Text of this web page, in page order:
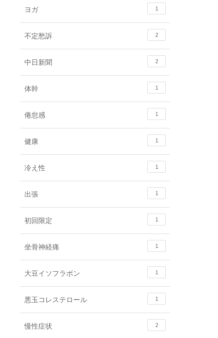
ヨガ 1
不定愁訴 2
中日新聞 2
体幹 1
倦怠感 1
健康 1
冷え性 1
出張 1
初回限定 1
坐骨神経痛 1
大豆イソフラボン 1
悪玉コレステロール 1
慢性症状 2